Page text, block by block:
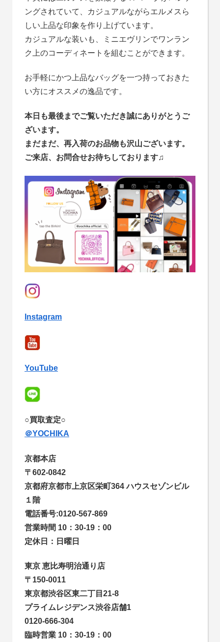
ングされていて、カジュアルながらエルメスら
しい上品な印象を作り上げています。
カジュアルな装いも、ミニエヴリンでワンラン
ク上のコーディネートを組むことができます。
お手軽にかつ上品なバッグを一つ持っておきた
い方にオススメの逸品です。
本日も最後までご覧いただき誠にありがとうご
ざいます。
まだまだ、再入荷のお品物も沢山ございます。
ご来店、お問合せお待ちしております♫
Instagram
YouTube
○買取査定○
＠YOCHIKA
京都本店
〒602-0842
京都府京都市上京区栄町364 ハウスセゾンビル
１階
電話番号:0120-567-869
営業時間 10：30-19：00
定休日：日曜日
東京 恵比寿明治通り店
〒150-0011
東京都渋谷区東二丁目21-8
プライムレジデンス渋谷店舗1
0120-666-304
臨時営業 10：30-19：00